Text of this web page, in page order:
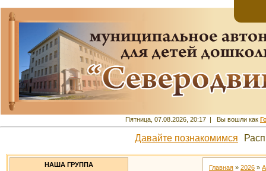
Пятница, 07.08.2026, 20:17 | Вы вошли как
Давайте познакомимся
НАША ГРУППА Главная » 2026 »